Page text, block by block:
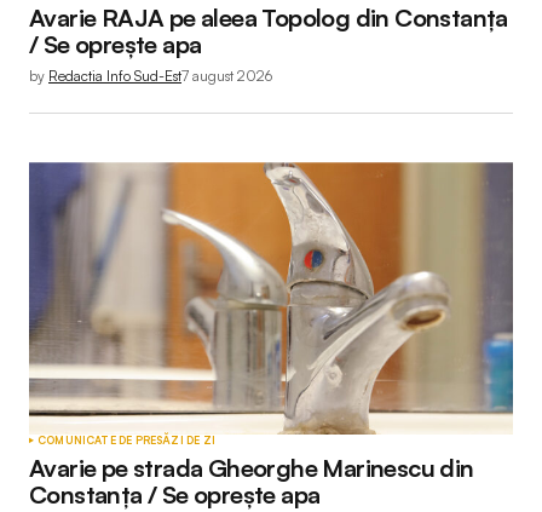
Avarie RAJA pe aleea Topolog din Constanța
/ Se oprește apa
by Redactia Info Sud-Est7 august 2026
COMUNICATE DE PRESĂZI DE ZI
Avarie pe strada Gheorghe Marinescu din
Constanța / Se oprește apa